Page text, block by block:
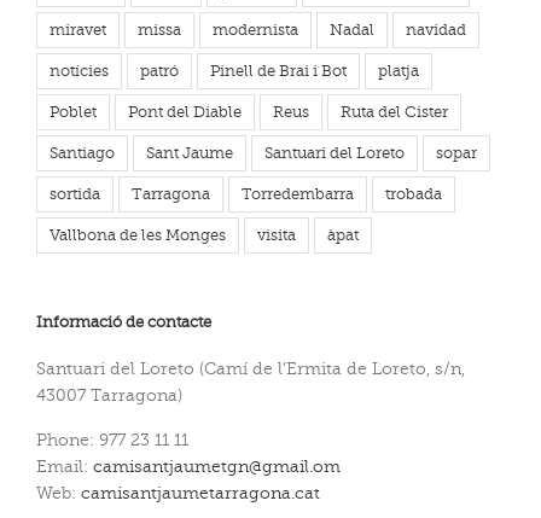
miravet missa modernista Nadal navidad
notícies patró Pinell de Brai i Bot platja
Poblet Pont del Diable Reus Ruta del Cister
Santiago Sant Jaume Santuari del Loreto sopar
sortida Tarragona Torredembarra trobada
Vallbona de les Monges visita àpat
Informació de contacte
Santuari del Loreto (Camí de l’Ermita de Loreto, s/n,
43007 Tarragona)
Phone: 977 23 11 11
Email: camisantjaumetgn@gmail.om
Web: camisantjaumetarragona.cat